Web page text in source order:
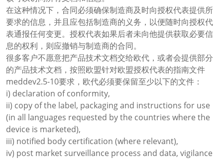
在这种情况下，合同必须确保制造商及时向授权代表提供所
要求的信息，并且应包括制造商的义务，以便随时向授权代
表通报任何变更。授权代表如果后者未向他提供获取必要信
息的权利，则应撤销与制造商的合同。
很多客户不愿意把产品技术文档交给欧代，或者会提供部分
的产品技术文档，按照欧盟针对欧盟授权代表的指南文件
meddev2.5-10要求，欧代必须要保留至少以下的文件：
i) declaration of conformity,
ii) copy of the label, packaging and instructions for use
(in all languages requested by the countries where the
device is marketed),
iii) notified body certification (where relevant),
iv) post market surveillance process and data, vigilance